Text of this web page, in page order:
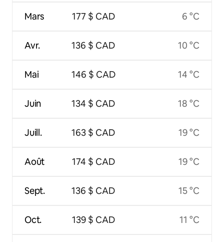
Mars
Avr.
Mai
Juin
Juill.
Août
Sept.
Oct.
177 $ CAD
136 $ CAD
146 $ CAD
134 $ CAD
163 $ CAD
174 $ CAD
136 $ CAD
139 $ CAD
6 °C
10 °C
14 °C
18 °C
19 °C
19 °C
15 °C
11 °C